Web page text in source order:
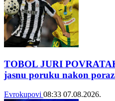
TOBOL JURI
jasnu poruku nakon
Evrokupovi 08:33 07.08.2026.